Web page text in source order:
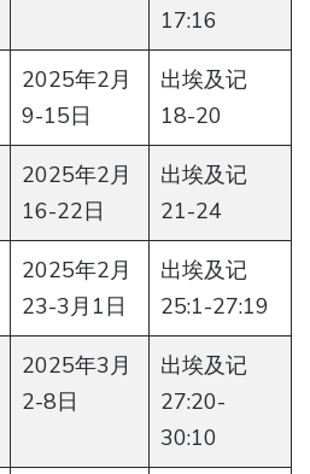
17:16
2025年2月
9-15日
出埃及记
18-20
2025年2月
16-22日
出埃及记
21-24
2025年2月
23-3月1日
出埃及记
25:1-27:19
2025年3月
2-8日
出埃及记
27:20-
30:10